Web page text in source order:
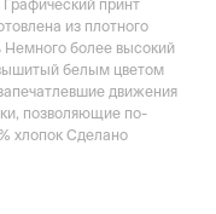
принт
из плотного
Немного более высокий
белым цветом
движения
позволяющие по-
хлопок Сделано